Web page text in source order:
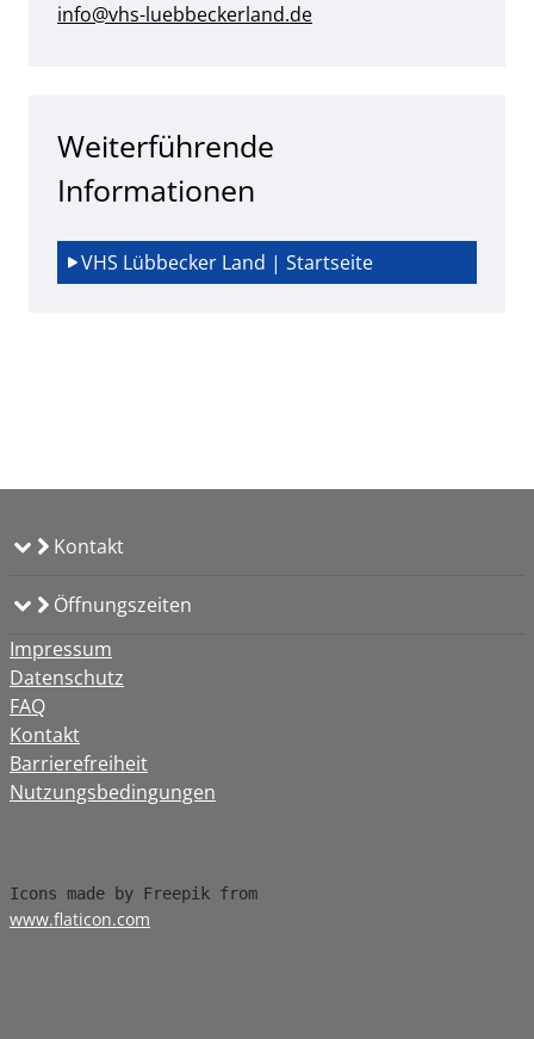
info@vhs-luebbeckerland.de
Weiterführende
Informationen
VHS Lübbecker Land | Startseite
Kontakt
Öffnungszeiten
Impressum
Datenschutz
FAQ
Kontakt
Barrierefreiheit
Nutzungsbedingungen
www.flaticon.com